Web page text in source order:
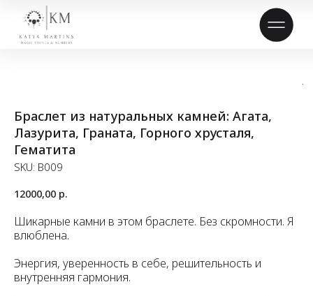
Браслет из натуральных камней: Агата,
Лазурита, Граната, Горного хрусталя,
Гематита
SKU: B009
12000,00 р.
Шикарные камни в этом браслете. Без скромности. Я
влюблена.
Энергия, уверенность в себе, решительность и
внутренняя гармония.